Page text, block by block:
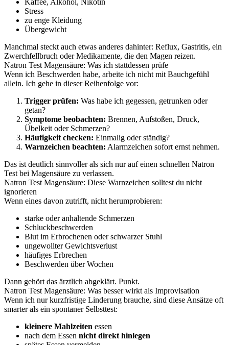
Kaffee, Alkohol, Nikotin
Stress
zu enge Kleidung
Übergewicht
Manchmal steckt auch etwas anderes dahinter: Reflux, Gastritis, ein
Zwerchfellbruch oder Medikamente, die den Magen reizen.
Natron Test Magensäure: Was ich stattdessen prüfe
Wenn ich Beschwerden habe, arbeite ich nicht mit Bauchgefühl
allein. Ich gehe in dieser Reihenfolge vor:
Trigger prüfen: Was habe ich gegessen, getrunken oder
getan?
Symptome beobachten: Brennen, Aufstoßen, Druck,
Übelkeit oder Schmerzen?
Häufigkeit checken: Einmalig oder ständig?
Warnzeichen beachten: Alarmzeichen sofort ernst nehmen.
Das ist deutlich sinnvoller als sich nur auf einen schnellen Natron
Test bei Magensäure zu verlassen.
Natron Test Magensäure: Diese Warnzeichen solltest du nicht
ignorieren
Wenn eines davon zutrifft, nicht herumprobieren:
starke oder anhaltende Schmerzen
Schluckbeschwerden
Blut im Erbrochenen oder schwarzer Stuhl
ungewollter Gewichtsverlust
häufiges Erbrechen
Beschwerden über Wochen
Dann gehört das ärztlich abgeklärt. Punkt.
Natron Test Magensäure: Was besser wirkt als Improvisation
Wenn ich nur kurzfristige Linderung brauche, sind diese Ansätze oft
smarter als ein spontaner Selbsttest:
kleinere Mahlzeiten essen
nach dem Essen nicht direkt hinlegen